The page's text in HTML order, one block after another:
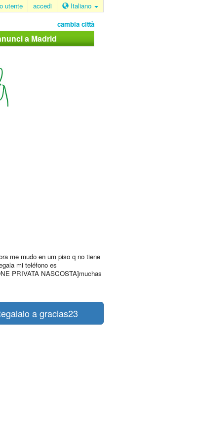
utente accedi Italiano
cambia città
a Madrid
me mudo en um piso q no tiene
mi teléfono es
PRIVATA NASCOSTA]muchas
a gracias23